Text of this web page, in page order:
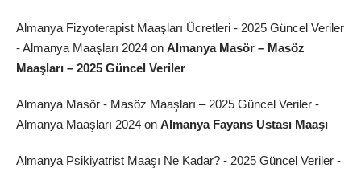
Almanya Fizyoterapist Maaşları Ücretleri - 2025 Güncel Veriler
- Almanya Maaşları 2024 on Almanya Masör – Masöz
Maaşları – 2025 Güncel Veriler
Almanya Masör - Masöz Maaşları – 2025 Güncel Veriler -
Almanya Maaşları 2024 on Almanya Fayans Ustası Maaşı
Almanya Psikiyatrist Maaşı Ne Kadar? - 2025 Güncel Veriler -